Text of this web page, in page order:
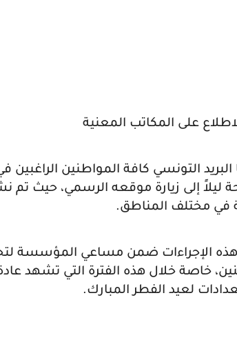
على المكاتب المعنية
البريد التونسي كافة المواطنين الراغبين
ليلاً إلى زيارة موقعه الرسمي، حيث تم
في مختلف المناطق.
هذه الإجراءات ضمن مساعي المؤسسة
خاصة خلال هذه الفترة التي تشهد
لعيد الفطر المبارك.